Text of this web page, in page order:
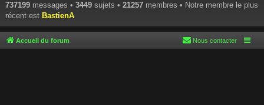
737199 messages • 3449 sujets • 21257 membres • Notre membre le plus
récent est BastienA
Accueil du forum Nous contacter